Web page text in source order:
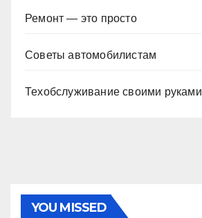
Ремонт — это просто
Советы автомобилистам
Техобслуживание своими руками
YOU MISSED